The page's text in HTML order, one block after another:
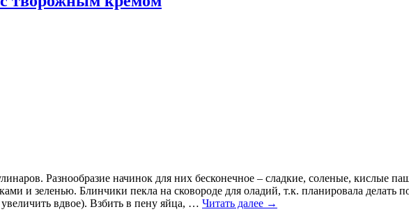
Разнообразие начинок для них бесконечное – сладкие, соленые, кислые
и зеленью. Блинчики пекла на сковороде для оладий, т.к. планировала делать
вдвое). Взбить в пену яйца, … Читать далее →